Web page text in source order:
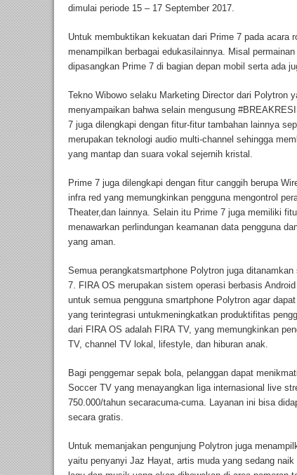
dimulai periode 15 – 17 September 2017.
Untuk membuktikan kekuatan dari Prime 7 pada acara
menampilkan berbagai edukasilainnya. Misal
dipasangkan Prime 7 di bagian depan mobil serta ada
Tekno Wibowo selaku Marketing Director dari Polytron
menyampaikan bahwa selain mengusung
7 juga dilengkapi dengan fitur-fitur tambahan lainnya
merupakan teknologi audio multi-channel sehingga
yang mantap dan suara vokal sejernih kristal.
Prime 7 juga dilengkapi dengan fitur canggih berupa
infra red yang memungkinkan pengguna mengontrol
Theater,dan lainnya. Selain itu Prime 7 juga memiliki
menawarkan perlindungan keamanan data pengguna
yang aman.
Semua perangkatsmartphone Polytron juga
7. FIRA OS merupakan sistem operasi berbasis
untuk semua pengguna smartphone Polytron agar
yang terintegrasi untukmeningkatkan produktifitas
dari FIRA OS adalah FIRA TV, yang memungkinkan
TV, channel TV lokal, lifestyle, dan hiburan anak.
Bagi penggemar sepak bola, pelanggan dapat
Soccer TV yang menayangkan liga internasional live
750.000/tahun secaracuma-cuma. Layanan ini bisa
secara gratis.
Untuk memanjakan pengunjung Polytron juga
yaitu penyanyi Jaz Hayat, artis muda yang sedang